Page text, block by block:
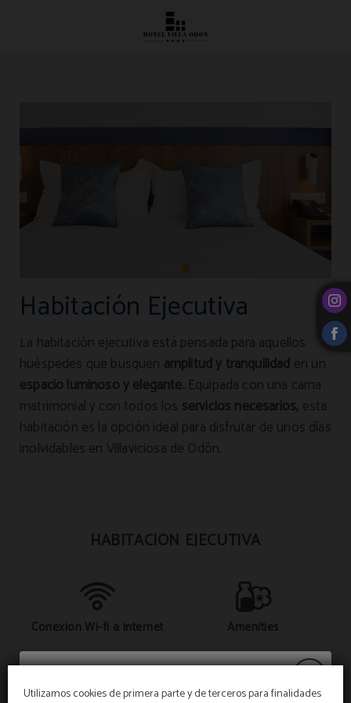
Utilizamos cookies de primera parte y de terceros para finalidades
Habitación Ejecutiva
La habitación ejecutiva está pensada para aquellos
huéspedes que busquen amplitud y tranquilidad en un
espacio luminoso y elegante. Equipada con una cama
matrimonial y con todos los servicios necesarios, esta
habitación es la opción ideal para disfrutar de unos días
inolvidables en Villaviciosa de Odón.
HABITACIÓN EJECUTIVA
Conexión Wi-fi a internet Amenities